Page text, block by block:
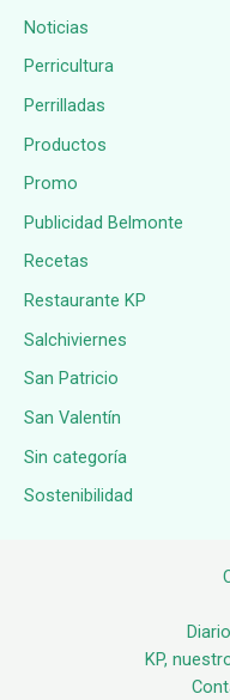
Noticias
Perricultura
Perrilladas
Productos
Promo
Publicidad Belmonte
Recetas
Restaurante KP
Salchiviernes
San Patricio
San Valentín
Sin categoría
Sostenibilidad
KP,